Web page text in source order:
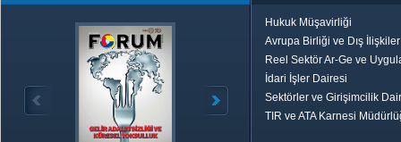
Hukuk Müşavirliği
Avrupa Birliği ve Dış
Reel Sektör Ar-Ge ve
İdari İşler Dairesi
Sektörler ve Girişimcilik
TIR ve ATA Karnesi